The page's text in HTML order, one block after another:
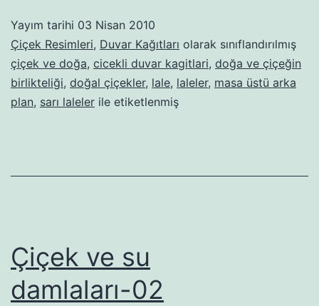
Yayım tarihi 03 Nisan 2010
Çiçek Resimleri, Duvar Kağıtları olarak sınıflandırılmış
çiçek ve doğa, cicekli duvar kagitlari, doğa ve çiçeğin
birlikteliği, doğal çiçekler, lale, laleler, masa üstü arka
plan, sarı laleler ile etiketlenmiş
Çiçek ve su
damlaları-02